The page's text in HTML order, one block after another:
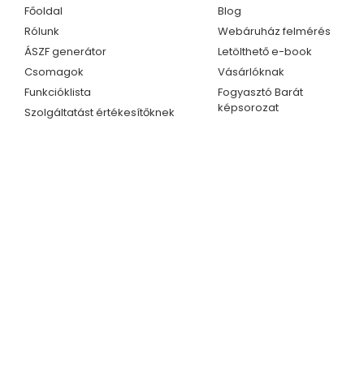
Főoldal
Rólunk
ÁSZF generátor
Csomagok
Funkcióklista
Szolgáltatást értékesítőknek
Blog
Webáruház felmérés
Letölthető e-book
Vásárlóknak
Fogyasztó Barát
képsorozat